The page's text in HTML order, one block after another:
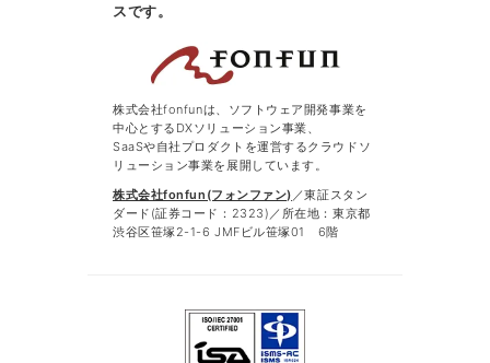
スです。
株式会社fonfunは、ソフトウェア開発事業を
中心とするDXソリューション事業、
SaaSや自社プロダクトを運営するクラウドソ
リューション事業を展開しています。
株式会社fonfun(フォンファン) ／東証スタン
ダード(証券コード：2323)／所在地：東京都
渋谷区笹塚2-1-6 JMFビル笹塚01 6階